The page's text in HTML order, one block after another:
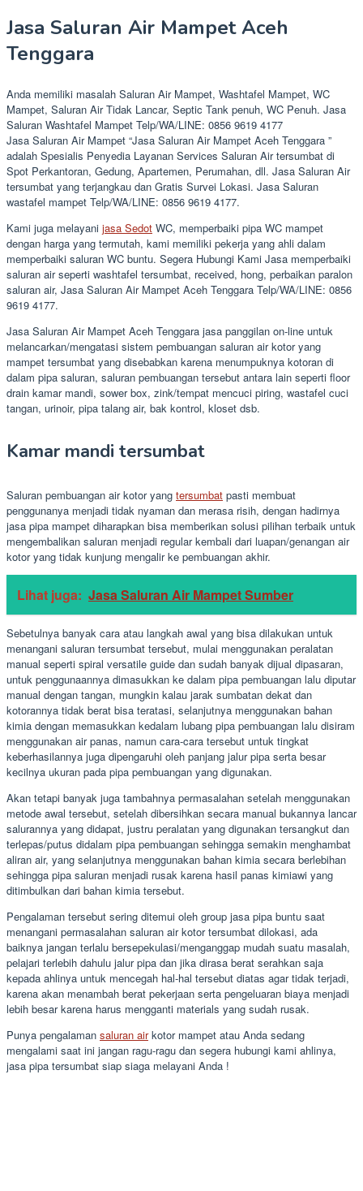
Jasa Saluran Air Mampet Aceh
Tenggara
Anda memiliki masalah Saluran Air Mampet, Washtafel Mampet, WC
Mampet, Saluran Air Tidak Lancar, Septic Tank penuh, WC Penuh. Jasa
Saluran Washtafel Mampet Telp/WA/LINE: 0856 9619 4177
Jasa Saluran Air Mampet “Jasa Saluran Air Mampet Aceh Tenggara ”
adalah Spesialis Penyedia Layanan Services Saluran Air tersumbat di
Spot Perkantoran, Gedung, Apartemen, Perumahan, dll. Jasa Saluran Air
tersumbat yang terjangkau dan Gratis Survei Lokasi. Jasa Saluran
wastafel mampet Telp/WA/LINE: 0856 9619 4177.
Kami juga melayani jasa Sedot WC, memperbaiki pipa WC mampet
dengan harga yang termutah, kami memiliki pekerja yang ahli dalam
memperbaiki saluran WC buntu. Segera Hubungi Kami Jasa memperbaiki
saluran air seperti washtafel tersumbat, received, hong, perbaikan paralon
saluran air, Jasa Saluran Air Mampet Aceh Tenggara Telp/WA/LINE: 0856
9619 4177.
Jasa Saluran Air Mampet Aceh Tenggara jasa panggilan on-line untuk
melancarkan/mengatasi sistem pembuangan saluran air kotor yang
mampet tersumbat yang disebabkan karena menumpuknya kotoran di
dalam pipa saluran, saluran pembuangan tersebut antara lain seperti floor
drain kamar mandi, sower box, zink/tempat mencuci piring, wastafel cuci
tangan, urinoir, pipa talang air, bak kontrol, kloset dsb.
Kamar mandi tersumbat
Saluran pembuangan air kotor yang tersumbat pasti membuat
penggunanya menjadi tidak nyaman dan merasa risih, dengan hadirnya
jasa pipa mampet diharapkan bisa memberikan solusi pilihan terbaik untuk
mengembalikan saluran menjadi regular kembali dari luapan/genangan air
kotor yang tidak kunjung mengalir ke pembuangan akhir.
Lihat juga: Jasa Saluran Air Mampet Sumber
Sebetulnya banyak cara atau langkah awal yang bisa dilakukan untuk
menangani saluran tersumbat tersebut, mulai menggunakan peralatan
manual seperti spiral versatile guide dan sudah banyak dijual dipasaran,
untuk penggunaannya dimasukkan ke dalam pipa pembuangan lalu diputar
manual dengan tangan, mungkin kalau jarak sumbatan dekat dan
kotorannya tidak berat bisa teratasi, selanjutnya menggunakan bahan
kimia dengan memasukkan kedalam lubang pipa pembuangan lalu disiram
menggunakan air panas, namun cara-cara tersebut untuk tingkat
keberhasilannya juga dipengaruhi oleh panjang jalur pipa serta besar
kecilnya ukuran pada pipa pembuangan yang digunakan.
Akan tetapi banyak juga tambahnya permasalahan setelah menggunakan
metode awal tersebut, setelah dibersihkan secara manual bukannya lancar
salurannya yang didapat, justru peralatan yang digunakan tersangkut dan
terlepas/putus didalam pipa pembuangan sehingga semakin menghambat
aliran air, yang selanjutnya menggunakan bahan kimia secara berlebihan
sehingga pipa saluran menjadi rusak karena hasil panas kimiawi yang
ditimbulkan dari bahan kimia tersebut.
Pengalaman tersebut sering ditemui oleh group jasa pipa buntu saat
menangani permasalahan saluran air kotor tersumbat dilokasi, ada
baiknya jangan terlalu bersepekulasi/menganggap mudah suatu masalah,
pelajari terlebih dahulu jalur pipa dan jika dirasa berat serahkan saja
kepada ahlinya untuk mencegah hal-hal tersebut diatas agar tidak terjadi,
karena akan menambah berat pekerjaan serta pengeluaran biaya menjadi
lebih besar karena harus mengganti materials yang sudah rusak.
Punya pengalaman saluran airkotor mampet atau Anda sedang
mengalami saat ini jangan ragu-ragu dan segera hubungi kami ahlinya,
jasa pipa tersumbat siap siaga melayani Anda !